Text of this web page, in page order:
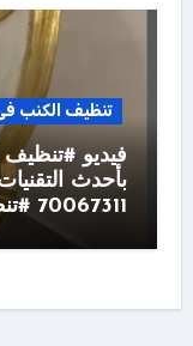
تنظيف الكنب
فيديو
بأحدث
70067311 #تنظيف_فلل #qatar #شركه